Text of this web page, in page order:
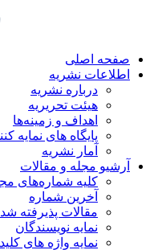
اصلی
نشریه
درباره نشریه
هیئت تحریریه
اهداف و زمینه‌ها
پایگاه های نمایه کننده
آمار نشریه
مجله و مقالات
کلیه شماره‌های مجله
آخرین شماره
مقالات پذیرفته شده
نمایه نویسندگان
نمایه واژه های کلیدی